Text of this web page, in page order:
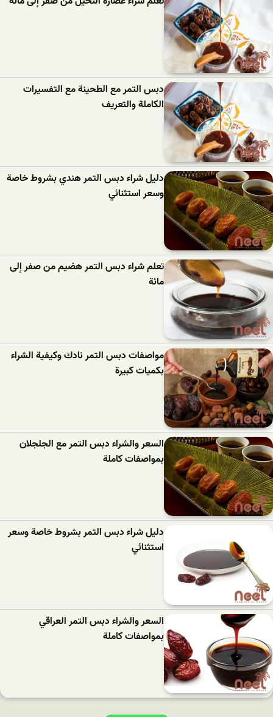
دبس التمر مع الطحينة مع التفسيرات
الكاملة والتعريف
دليل شراء دبس التمر هندي بشروط خاصة
وسعر استثنائي
تعلم شراء دبس التمر هضيم من صفر إلى
مائة
مواصفات دبس التمر نادك وكيفية الشراء
بكميات كبيرة
السعر والشراء دبس التمر مع الجلجلان
بمواصفات كاملة
دليل شراء دبس التمر بشروط خاصة وسعر
استثنائي
السعر والشراء دبس التمر العراقي
بمواصفات كاملة